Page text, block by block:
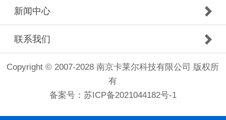
新闻中心
联系我们
Copyright © 2007-2028 南京卡莱尔科技有限公司 版权所
有
备案号： 苏ICP备2021044182号-1